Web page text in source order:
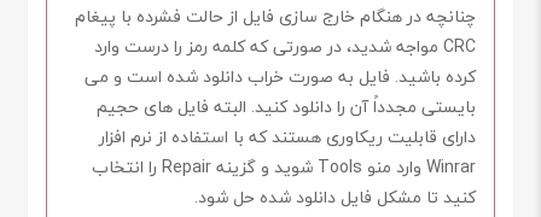
چنانچه در هنگام خارج سازی فایل از حالت فشرده با پیغام
CRC مواجه شدید، در صورتی که کلمه رمز را درست وارد
کرده باشید. فایل به صورت خراب دانلود شده است و می
بایستی مجدداً آن را دانلود کنید. البته فایل های حجیم
دارای قابلیت ریکاوری هستند که با استفاده از نرم افزار
Winrar وارد منو Tools شوید و گزینه Repair را انتخاب
کنید تا مشکل فایل دانلود شده حل شود.